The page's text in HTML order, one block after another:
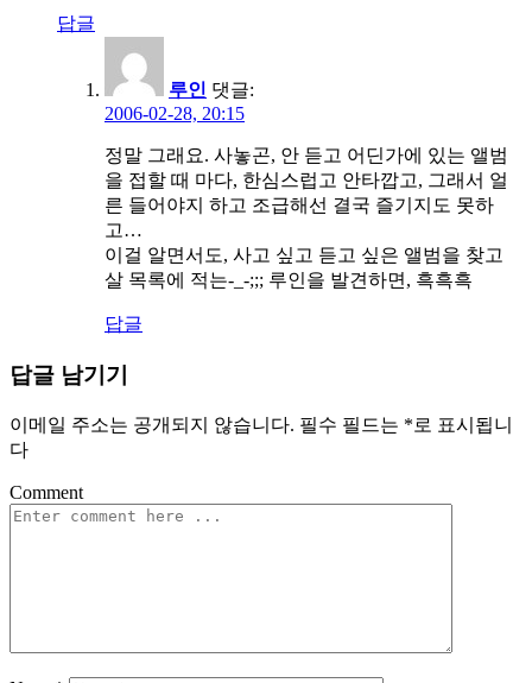
답글
루인 댓글:
2006-02-28, 20:15
정말 그래요. 사놓곤, 안 듣고 어딘가에 있는 앨범
을 접할 때 마다, 한심스럽고 안타깝고, 그래서 얼
른 들어야지 하고 조급해선 결국 즐기지도 못하
고…
이걸 알면서도, 사고 싶고 듣고 싶은 앨범을 찾고
살 목록에 적는-_-;;; 루인을 발견하면, 흑흑흑
답글
답글 남기기
이메일 주소는 공개되지 않습니다. 필수 필드는 *로 표시됩니
다
Comment